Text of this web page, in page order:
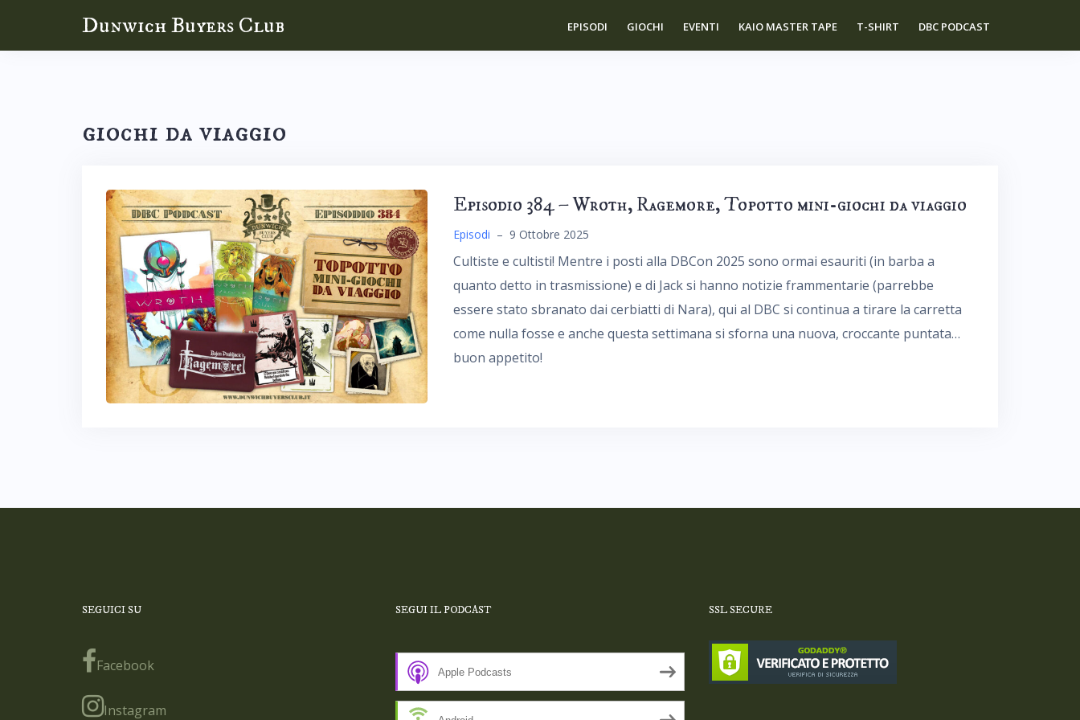
Dunwich Buyers Club EPISODI GIOCHI EVENTI KAIO MASTER TAPE T-SHIRT DBC PODCAST
giochi da viaggio
Episodio 384 – Wroth, Ragemore, Topotto mini-giochi da viaggio
Episodi – 9 Ottobre 2025
Cultiste e cultisti! Mentre i posti alla DBCon 2025 sono ormai esauriti (in barba a
quanto detto in trasmissione) e di Jack si hanno notizie frammentarie (parrebbe
essere stato sbranato dai cerbiatti di Nara), qui al DBC si continua a tirare la carretta
come nulla fosse e anche questa settimana si sforna una nuova, croccante puntata…
buon appetito!
SEGUICI SU
Facebook
Instagram
SEGUI IL PODCAST
Apple Podcasts
SSL SECURE